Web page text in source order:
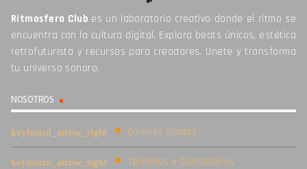
Ritmosfera Club es un laboratorio creativo donde el ritmo se
encuentra con la cultura digital. Explora beats únicos, estética
retrofuturista y recursos para creadores. Unete y transforma
tu universo sonoro.
NOSOTROS
Quiénes Somos
Términos y Condiciones